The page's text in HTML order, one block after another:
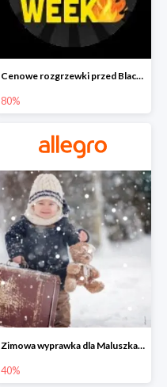
Cenowe rozgrzewki przed Black Friday na Allegro do -80%
80%
Zimowa wyprawka dla Maluszka na Allegro do -40%
40%